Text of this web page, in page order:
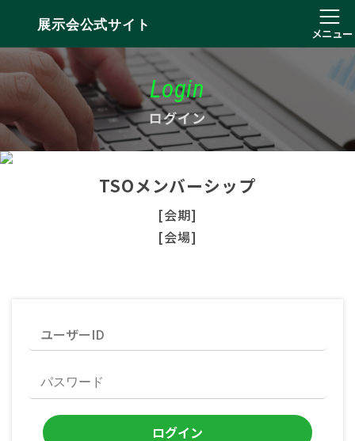
展示会公式サイト
メニュー
Login
ログイン
TSOメンバーシップ
[会期]
[会場]